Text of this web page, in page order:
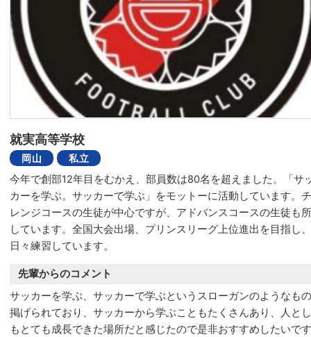
就実高等学校
岡山 私立
今年で創部12年目をむかえ、部員数は80名を超えました。「サ
カーを学ぶ。サッカーで学ぶ」をモットーに活動しています。
レンジコースの生徒が中心ですが、アドバンスコースの生徒も
しています。全国大会出場、プリンスリーグ上位進出を目指し
日々練習しています。
先輩からのコメント
サッカーを学ぶ、サッカーで学ぶというスローガンのようなも
掲げられており、サッカーから学ぶこともたくさんあり、人と
もとても成長できた場所だと感じたので是非おすすめしたいで